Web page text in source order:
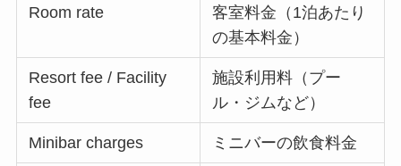
Room rate
客室料金（1泊あたり
の基本料金）
Resort fee / Facility
fee
施設利用料（プー
ル・ジムなど）
Minibar charges ミニバーの飲食料金